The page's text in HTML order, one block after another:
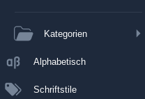
Kategorien
Alphabetisch
Schriftstile